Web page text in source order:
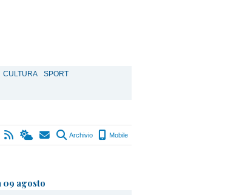
CULTURA
SPORT
Archivio Mobile
09 agosto